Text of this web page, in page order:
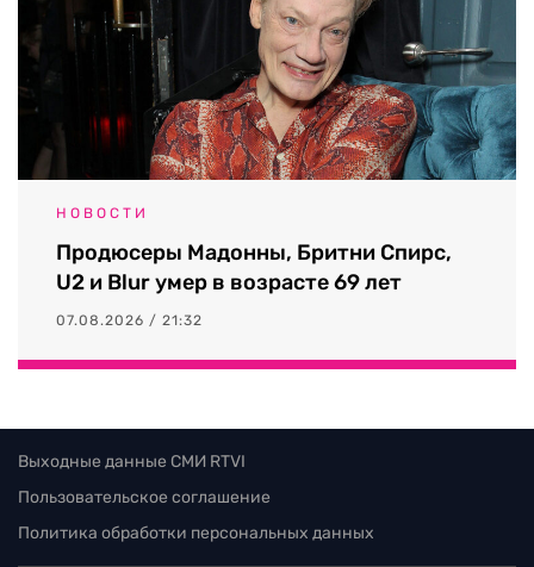
НОВОСТИ
Продюсеры Мадонны, Бритни Спирс,
U2 и Blur умер в возрасте 69 лет
07.08.2026 / 21:32
Выходные данные СМИ RTVI
Пользовательское соглашение
Политика обработки персональных данных